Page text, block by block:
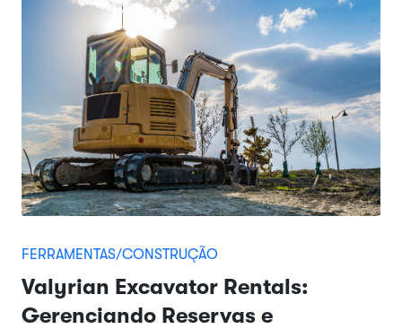
FERRAMENTAS/CONSTRUÇÃO
Valyrian Excavator Rentals:
Gerenciando Reservas e